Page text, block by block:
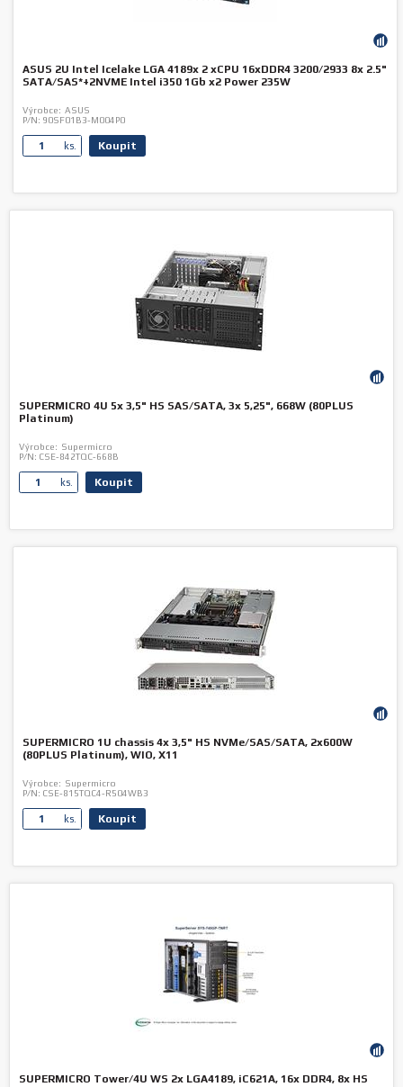
ASUS 2U Intel Icelake LGA 4189x 2 xCPU 16xDDR4 3200/2933 8x 2.5"
SATA/SAS*+2NVME Intel i350 1Gb x2 Power 235W
Výrobce: ASUS
P/N: 90SF01B3-M004P0
ks. Koupit
SUPERMICRO 4U 5x 3,5" HS SAS/SATA, 3x 5,25", 668W (80PLUS
Platinum)
Výrobce: Supermicro
P/N: CSE-842TQC-668B
ks. Koupit
SUPERMICRO 1U chassis 4x 3,5" HS NVMe/SAS/SATA, 2x600W
(80PLUS Platinum), WIO, X11
Výrobce: Supermicro
P/N: CSE-815TQC4-R504WB3
ks. Koupit
SUPERMICRO Tower/4U WS 2x LGA4189, iC621A, 16x DDR4, 8x HS